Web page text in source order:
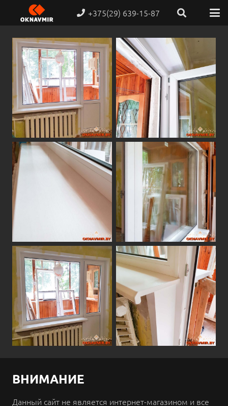
+375(29) 639-15-87
ВНИМАНИЕ
Данный сайт не является интернет-магазином и все